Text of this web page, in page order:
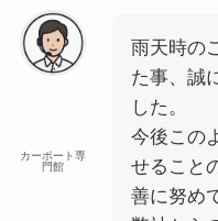
カーポート専
門館
雨天時の
た事、誠
した。
今後この
せること
善に努め